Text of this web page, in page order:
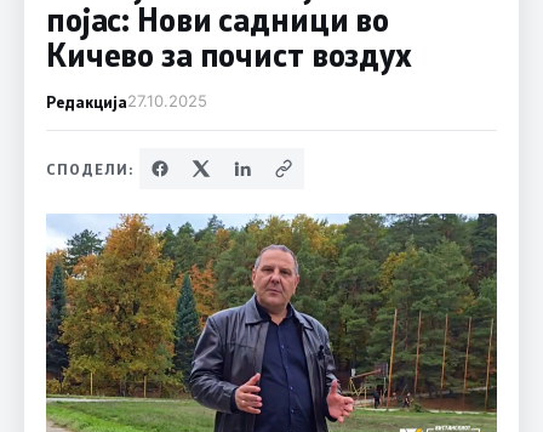
појас: Нови садници во
Кичево за почист воздух
Редакција27.10.2025
СПОДЕЛИ: